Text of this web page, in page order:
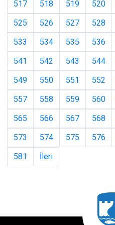
517 518 519 520
525
526 527 528
533
534 535 536
541
542 543 544
549
550 551 552
557
558 559 560
565
566 567 568
573
574 575 576
581
İleri